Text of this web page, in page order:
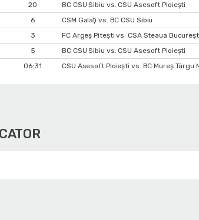
20 BC CSU Sibiu vs. CSU Asesoft Ploiești
6 CSM Galaţi vs. BC CSU Sibiu
3 FC Argeș Pitești vs. CSA Steaua
5 BC CSU Sibiu vs. CSU Asesoft Ploiești
06:31 CSU Asesoft Ploiești vs. BC Mureș Târgu